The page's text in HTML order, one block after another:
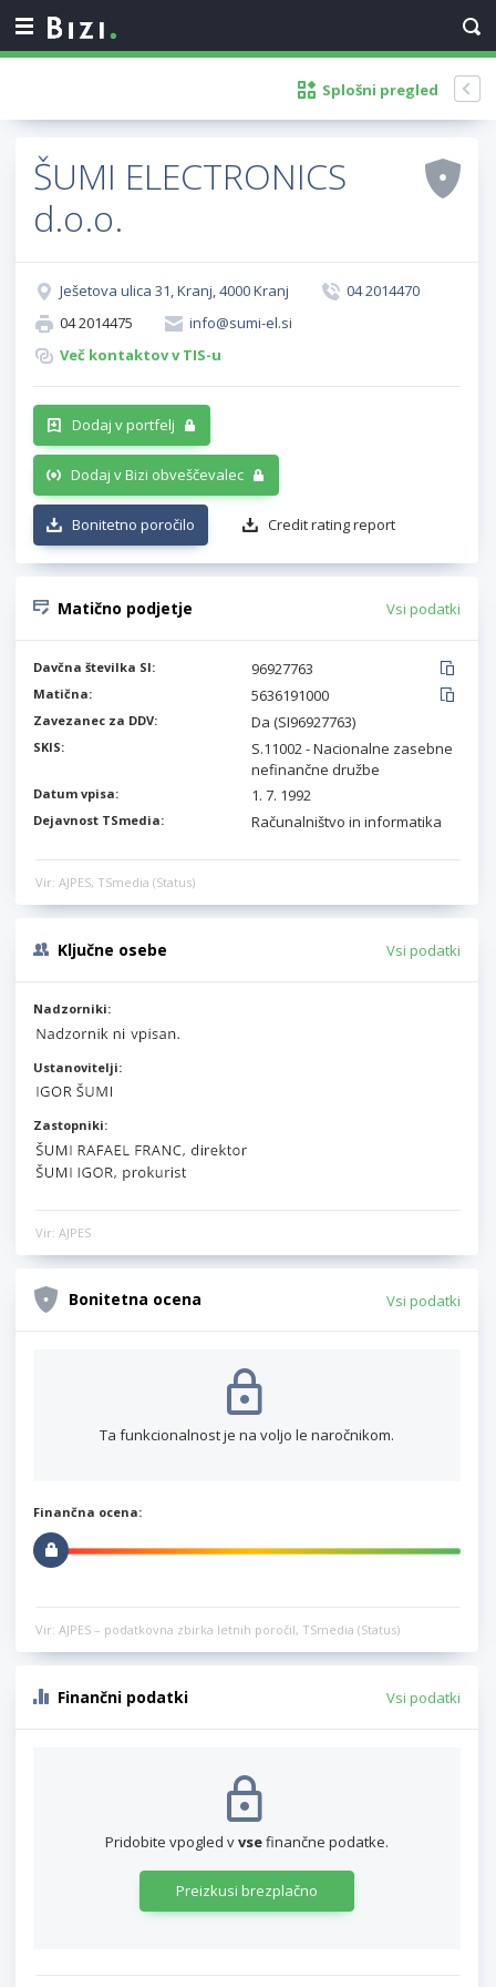
Splošni pregled
ŠUMI ELECTRONICS
d.o.o.
Ješetova ulica 31, Kranj, 4000 Kranj
04 2014470
04 2014475
info@sumi-el.si
Več kontaktov v TIS-u
Dodaj v portfelj
Dodaj v Bizi obveščevalec
Bonitetno poročilo Credit rating report
Matično podjetje Vsi podatki
Davčna številka SI: 96927763
Matična: 5636191000
Zavezanec za DDV: Da (SI96927763)
SKIS:
S.11002 - Nacionalne zasebne
nefinančne družbe
Datum vpisa: 1. 7. 1992
Dejavnost TSmedia: Računalništvo in informatika
Vir: AJPES, TSmedia (Status)
Ključne osebe Vsi podatki
Nadzorniki:
Ustanovitelji:
Zastopniki:
Vir: AJPES
Bonitetna ocena Vsi podatki
Ta funkcionalnost je na voljo le naročnikom.
Finančna ocena:
Vir: AJPES – podatkovna zbirka letnih poročil, TSmedia (Status)
Finančni podatki Vsi podatki
Pridobite vpogled vvsefinančne podatke.
Preizkusi brezplačno